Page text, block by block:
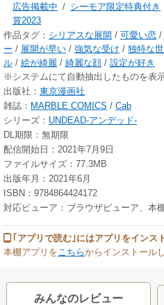
広告掲載中 / シーモア限定特典付き
賞2023
作品タグ： シリアスな展開 / 可愛い恋 /
ー / 展開が早い / 強気な受け / 独特な
ル / 絵が綺麗 / 綺麗な顔 / 設定が好き
※システムにて自動抽出したものを表
出版社： 東京漫画社
雑誌： MARBLE COMICS / Cab
シリーズ： UNDEAD-アンデッド-
DL期限：無期限
配信開始日：2021年7月9日
ファイルサイズ：77.3MB
出版年月：2021年6月
ISBN：9784864424172
対応ビューア：ブラウザビューア、本
｢アプリで読む｣にはアプリをインス
本棚アプリを こちらからインストール
みんなのレビュー